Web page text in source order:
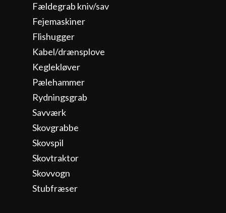
Fældegrab kniv/sav
Fejemaskiner
Flishugger
Kabel/drænsplove
Keglekløver
Pælehammer
Rydningsgrab
Savværk
Skovgrabbe
Skovspil
Skovtraktor
Skovvogn
Stubfræser